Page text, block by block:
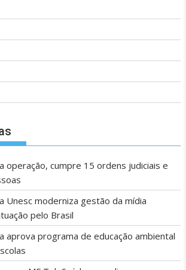
operação, cumpre 15 ordens judiciais e
Unesc moderniza gestão da mídia
pelo Brasil
aprova programa de educação ambiental